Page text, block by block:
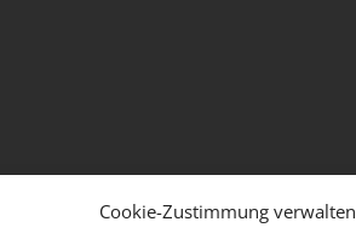
Cookie-Zustimmung verwalten